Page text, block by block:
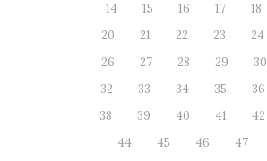
14
15 16 17 18
20
21 22 23 24
26
27 28 29 30
32
33 34 35 36
38
39 40 41 42
44
45 46 47